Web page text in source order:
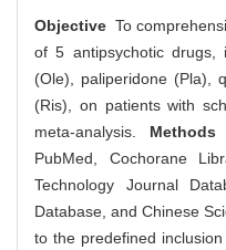
Objective To
of 5 antipsychotic drugs,
(Ole), paliperidone (Pla),
(Ris), on patients with
meta-analysis. Methods
PubMed, Cochorane
Technology Journal
Database, and Chinese
to the predefined